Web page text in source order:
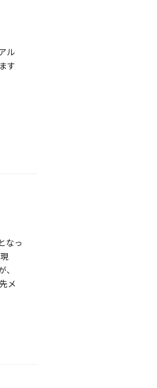
ル
す
なっ
メ